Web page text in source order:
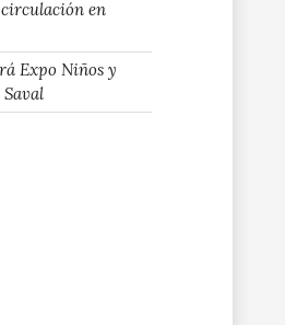
circulación en
Expo Niños y